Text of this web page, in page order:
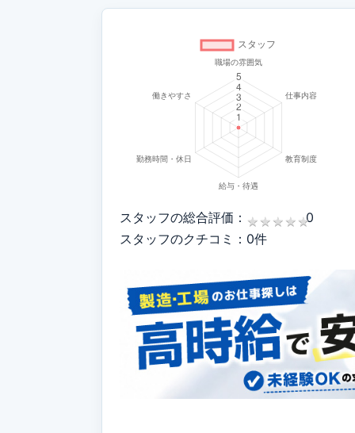
スタッフの総合評価： ★ ★ ★ ★ ★
★ ★ ★ ★ ★0
スタッフのクチコミ：0件